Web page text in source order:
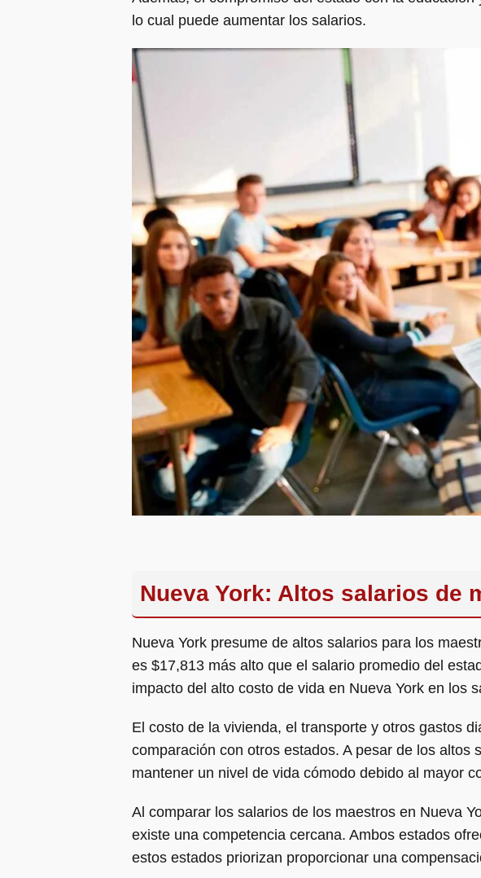
lo cual puede aumentar los salarios.
Nueva York: Altos salarios de
Nueva York presume de altos salarios para los
es $17,813 más alto que el salario promedio del
impacto del alto costo de vida en Nueva York en los
El costo de la vivienda, el transporte y otros gastos
comparación con otros estados. A pesar de los
mantener un nivel de vida cómodo debido al mayor
Al comparar los salarios de los maestros en Nueva
existe una competencia cercana. Ambos estados
estos estados priorizan proporcionar una